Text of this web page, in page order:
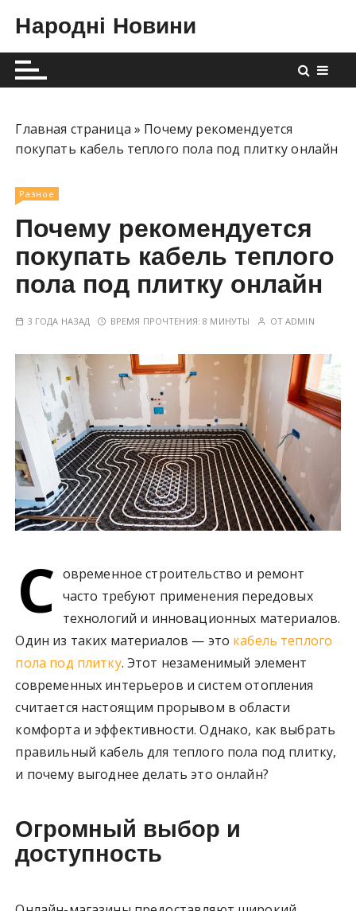
р
й
Народні Новини
Главная страница » Почему рекомендуется
покупать кабель теплого пола под плитку онлайн
Разное
Почему рекомендуется
покупать кабель теплого
пола под плитку онлайн
3 ГОДА НАЗАД ВРЕМЯ ПРОЧТЕНИЯ:8 МИНУТЫ ОТ ADMIN
С овременное строительство и ремонт
часто требуют применения передовых
технологий и инновационных материалов.
Один из таких материалов — это кабель теплого
пола под плитку. Этот незаменимый элемент
современных интерьеров и систем отопления
считается настоящим прорывом в области
комфорта и эффективности. Однако, как выбрать
правильный кабель для теплого пола под плитку,
и почему выгоднее делать это онлайн?
Огромный выбор и
доступность